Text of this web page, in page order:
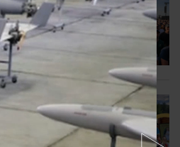
Lovestream
ctitelia